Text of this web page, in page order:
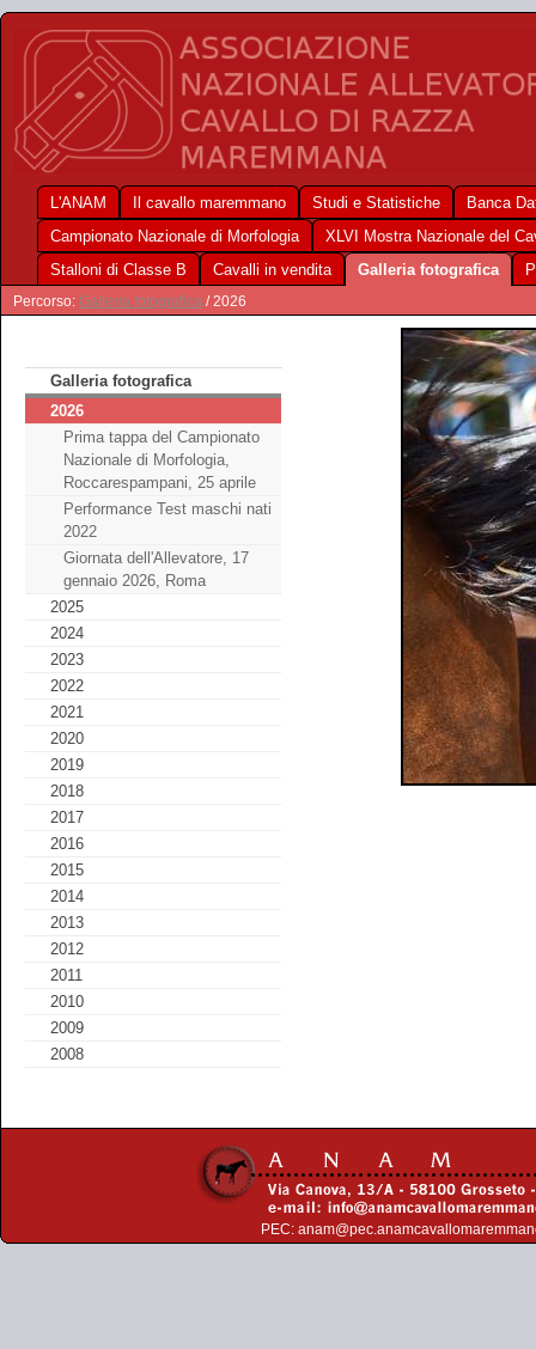
L'ANAM Il cavallo maremmano Studi e Statistiche
Banca
Campionato Nazionale di Morfologia
XLVI Mostra Nazionale del
Stalloni di Classe B
Cavalli in vendita Galleria fotografica
Percorso: Galleria fotografica / 2026
Galleria fotografica
2026
Prima tappa del Campionato
Nazionale di Morfologia,
Roccarespampani, 25 aprile
Performance Test maschi nati
2022
Giornata dell'Allevatore, 17
gennaio 2026, Roma
2025
2024
2023
2022
2021
2020
2019
2018
2017
2016
2015
2014
2013
2012
2011
2010
2009
2008
PEC: